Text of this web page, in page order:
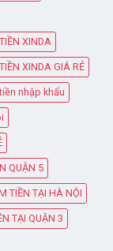
XINDA
XINDA GIÁ RẺ
nhập khẩu
QUẬN 5
TIỀN TẠI HÀ NỘI
TẠI QUẬN 3